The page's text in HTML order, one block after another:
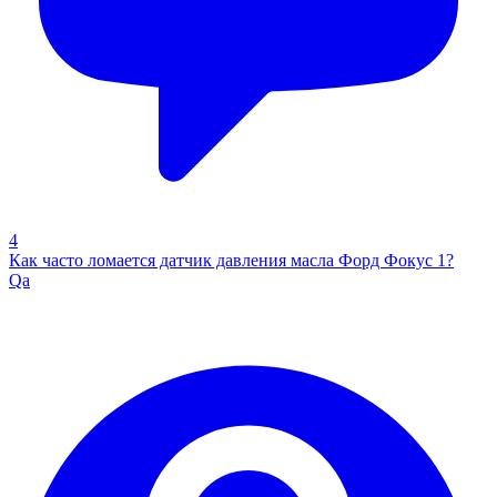
4
Как часто ломается датчик давления масла Форд Фокус 1?
Qa